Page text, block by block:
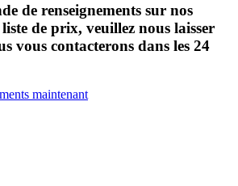
de renseignements sur nos
de prix, veuillez nous laisser
vous contacterons dans les 24
maintenant